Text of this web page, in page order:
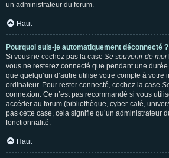
un administrateur du forum.
Haut
Pourquoi suis-je automatiquement déconnecté ?
Si vous ne cochez pas la case Se souvenir de moi
vous ne resterez connecté que pendant une
que quelqu’un d’autre utilise votre compte à votre
ordinateur. Pour rester connecté, cochez la case
connexion. Ce n’est pas recommandé si vous
accéder au forum (bibliothèque, cyber-café,
pas cette case, cela signifie qu’un administrateur
fonctionnalité.
Haut